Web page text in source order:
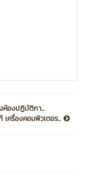
ห้องปฏิบัติกา...
ครื่องคอมพิวเตอร...